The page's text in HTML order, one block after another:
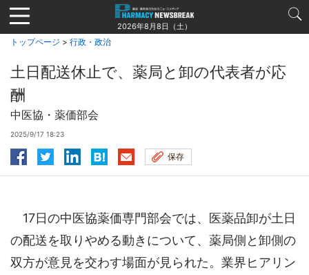
Jump
to
navigation
2026年8月8日（土）
トップページ > 行政・政治
土日配送休止で、薬局と卸の代表者が応
酬
中医協・薬価部会
2025/9/17 18:23
保存
17日の中医協薬価専門部会では、医薬品卸が土日
の配送を取りやめる動きについて、薬局側と卸側の
双方が意見を交わす場面が見られた。業界ヒアリン